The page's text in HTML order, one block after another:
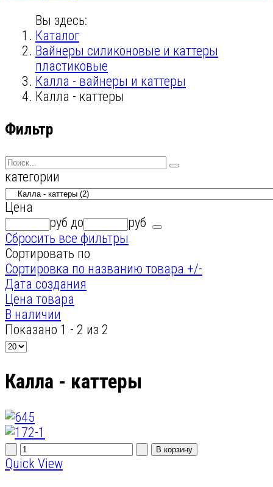
Вы здесь:
Каталог
Вайнеры силиконовые и каттеры
пластиковые
Калла - вайнеры и каттеры
Калла - каттеры
Фильтр
категории
Цена
руб до
руб
Сбросить все фильтры
Сортировать по
Сортировка по названию товара +/-
Дата создания
Цена товара
В наличии
Показано 1 - 2 из 2
Калла - каттеры
Quick View